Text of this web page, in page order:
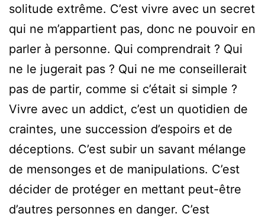
solitude extrême. C’est vivre avec un secret
qui ne m’appartient pas, donc ne pouvoir en
parler à personne. Qui comprendrait ? Qui
ne le jugerait pas ? Qui ne me conseillerait
pas de partir, comme si c’était si simple ?
Vivre avec un addict, c’est un quotidien de
craintes, une succession d’espoirs et de
déceptions. C’est subir un savant mélange
de mensonges et de manipulations. C’est
décider de protéger en mettant peut-être
d’autres personnes en danger. C’est